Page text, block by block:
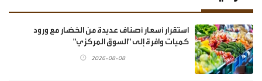
استقرار أسعار أصناف عديدة من الخضار مع ورود
كميات وافرة إلى "السوق المركزي"
2026-08-08